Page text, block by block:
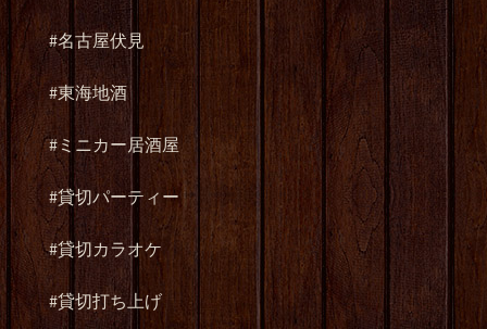
#名古屋伏見
#東海地酒
#ミニカー居酒屋
#貸切パーティー
#貸切カラオケ
#貸切打ち上げ